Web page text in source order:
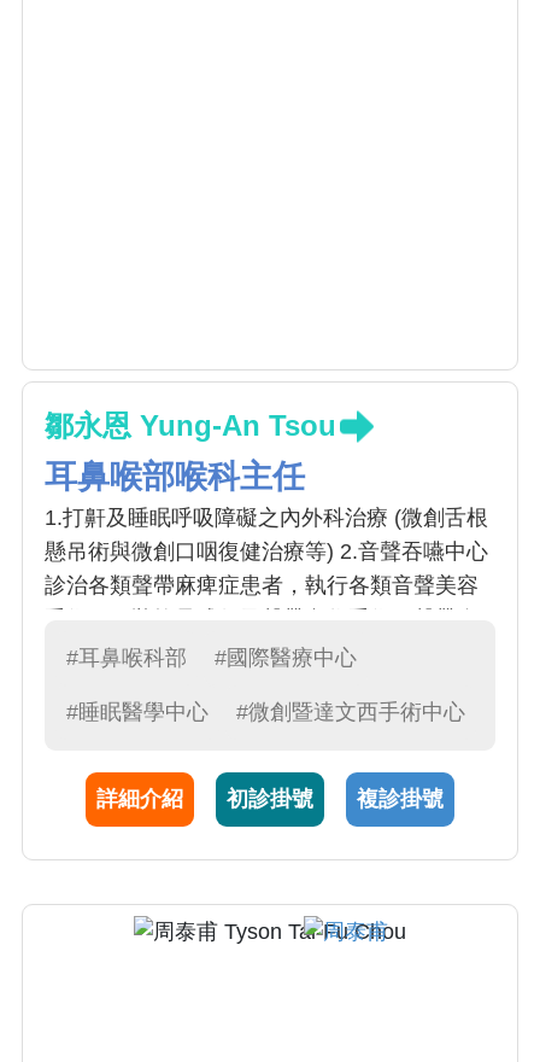
鄒永恩 Yung-An Tsou
耳鼻喉部喉科主任
1.打鼾及睡眠呼吸障礙之內外科治療 (微創舌根
懸吊術與微創口咽復健治療等) 2.音聲吞嚥中心
診治各類聲帶麻痺症患者，執行各類音聲美容
體脂肪注射與玻尿酸注射手術 3.達文西機械臂
腫瘤切除及相關手術 4.鼻部疾病(鼻息肉症、鼻
航內視鏡手術，並擅長功能性鼻整形等相關手
術 5.各類軟顎舌根部微小傷口手術、低溫等離
子氣化手術、極低溫電漿手術、睡眠呼吸中止
外科治療 7.打鼾及睡眠呼吸障礙之骨架手術 8.
#耳鼻喉科部 #國際醫療中心
#睡眠醫學中心 #微創暨達文西手術中心
詳細介紹 初診掛號 複診掛號